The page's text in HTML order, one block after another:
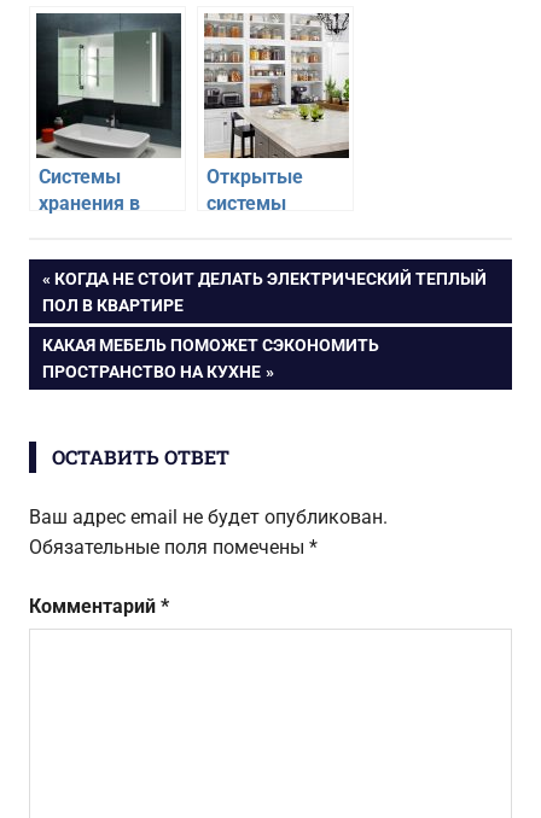
работы на
кухне
как
использовать
современные
системы
хранения на
кухне
Системы
хранения в
ванных
комнатах
Открытые
системы
тренд в
оформлении
Навигация
по
записям
ПРЕДЫДУЩАЯ
ЗАПИСЬ:
КОГДА НЕ СТОИТ ДЕЛАТЬ ЭЛЕКТРИЧЕСКИЙ ТЕПЛЫЙ
ПОЛ В КВАРТИРЕ
СЛЕДУЮЩАЯ
ЗАПИСЬ:
КАКАЯ МЕБЕЛЬ ПОМОЖЕТ СЭКОНОМИТЬ
ПРОСТРАНСТВО НА КУХНЕ
ОСТАВИТЬ ОТВЕТ
Ваш адрес email не будет опубликован.
Обязательные поля помечены *
Комментарий *